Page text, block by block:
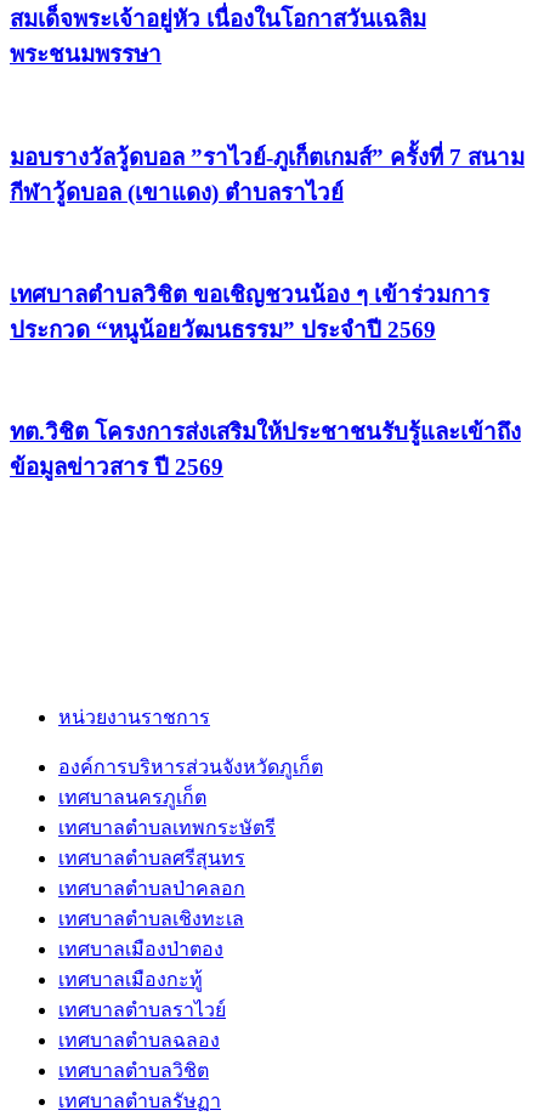
สมเด็จพระเจ้าอยู่หัว เนื่องในโอกาสวันเฉลิม
พระชนมพรรษา
มอบรางวัลวู้ดบอล ”ราไวย์-ภูเก็ตเกมส์” ครั้งที่ 7 สนาม
กีฬาวู้ดบอล (เขาแดง) ตำบลราไวย์
เทศบาลตำบลวิชิต ขอเชิญชวนน้อง ๆ เข้าร่วมการ
ประกวด “หนูน้อยวัฒนธรรม” ประจำปี 2569
ทต.วิชิต โครงการส่งเสริมให้ประชาชนรับรู้และเข้าถึง
ข้อมูลข่าวสาร ปี 2569
หน่วยงานราชการ
องค์การบริหารส่วนจังหวัดภูเก็ต
เทศบาลนครภูเก็ต
เทศบาลตำบลเทพกระษัตรี
เทศบาลตำบลศรีสุนทร
เทศบาลตำบลป่าคลอก
เทศบาลตำบลเชิงทะเล
เทศบาลเมืองป่าตอง
เทศบาลเมืองกะทู้
เทศบาลตำบลราไวย์
เทศบาลตำบลฉลอง
เทศบาลตำบลวิชิต
เทศบาลตำบลรัษฏา